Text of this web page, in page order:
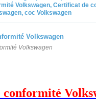
Volkswagen, Certificat de
coc Volkswagen
Volkswagen